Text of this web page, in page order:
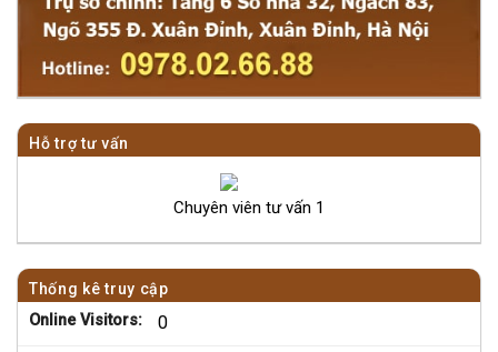
Hỗ trợ tư vấn
Chuyên viên tư vấn 1
Thống kê truy cập
Online Visitors: 0